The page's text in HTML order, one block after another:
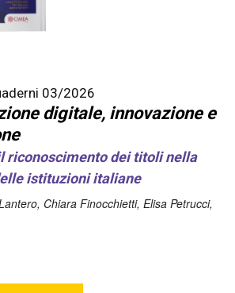
03/2026
digitale, innovazione e
riconoscimento dei titoli nella
istituzioni italiane
Chiara Finocchietti, Elisa Petrucci,